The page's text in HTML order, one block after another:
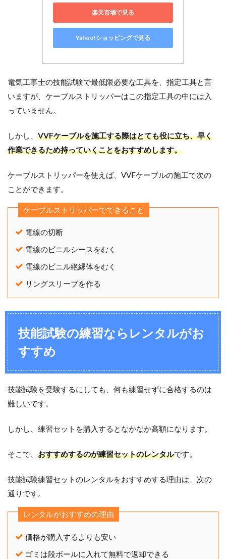
楽天市場で見る
Yahoo!ショッピングで見る
電気工事士の技能試験で最低限必要な工具を、指定工具と言
いますが、ケーブルストリッパーはこの指定工具の中には入
っていません。
しかし、 VVFケーブルを施工する際はとても役に立ち、早く
作業できるため持っていくことをおすすめします。
ケーブルストリッパーを使えば、VVFケーブルの施工で次の
ことができます。
ケーブルストリッパーでできること
電線の切断
電線のビニルシースをむく
電線のビニル絶縁体をむく
リングスリーブを作る
技能試験の練習ならレンタルがお
すすめ
技能試験を受験するにしても、何も練習せずに合格するのは
難しいです。
しかし、練習セットを購入するとなかなか高額になります。
そこで、 おすすめするのが練習セットのレンタルです。
技能試験練習セットのレンタルをおすすめする理由は、次の
通りです。
レンタルがおすすめの理由
価格が購入するよりも安い
ゴミは段ボールに入れて無料で返却できる